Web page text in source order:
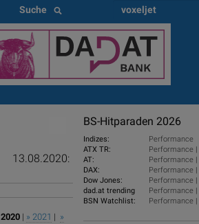
Suche voxeljet
13.08.2020:
2020 | » 2021 | »
BS-Hitparaden 2026
Indizes:
Performance
ATX TR:
Performance |
AT:
Performance |
DAX:
Performance |
Dow Jones:
Performance |
dad.at trending
Performance |
BSN Watchlist:
Performance |